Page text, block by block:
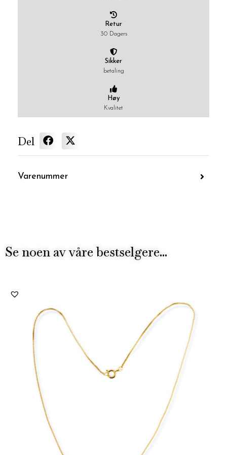
Retur
30 Dagers
Sikker
betaling
Høy
Kvalitet
Del
Varenummer
Se noen av våre bestselgere...